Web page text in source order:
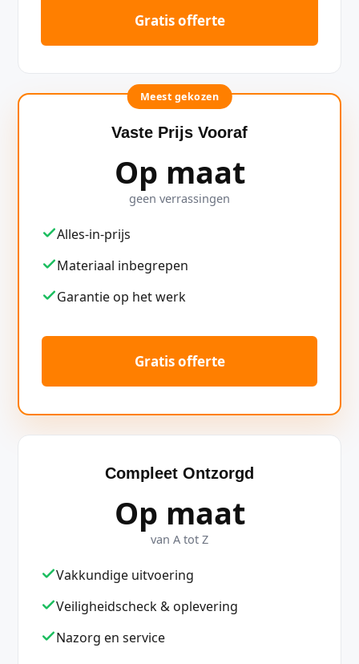
Gratis offerte
Meest gekozen
Vaste Prijs Vooraf
Op maat
geen verrassingen
Alles-in-prijs
Materiaal inbegrepen
Garantie op het werk
Gratis offerte
Compleet Ontzorgd
Op maat
van A tot Z
Vakkundige uitvoering
Veiligheidscheck & oplevering
Nazorg en service